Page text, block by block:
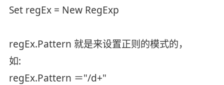
Set regEx = New RegExp
regEx.Pattern 就是来设置正则的模式的，
如:
regEx.Pattern ＝"/d+"